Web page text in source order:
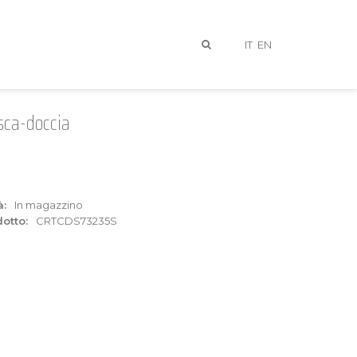
IT EN
doccia
In magazzino
CRTCDS73235S